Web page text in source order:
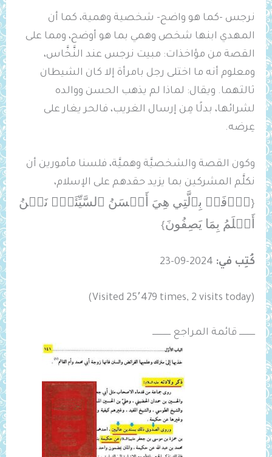
نرجس -كما هو واضح- شخصية وهمية، كما أن
المهدي ابنها شخص وهمي بما هو أوضح، ومما على
القصة من مؤاخذات: مبيت نرجس عند النَّخَّاس،
ومعلوم أنه ما اختلى رجل بامرأة إلا كان الشيطان
ثالثهما. ويقال: لماذا لم يذهب الحسن ووالده
لشرائها، بدلًا مِن إرسال الغريب، فالحر يغار على
عِرضه.
وكون القصة والشخصيَّة وهميَّة، فلسنا مأمورين أن
نكلَّم المشركين بما يزيد حقدهم على الإسلام،
{ ٱدۡفَعۡ ‌بِٱلَّتِي ‌هِيَ أَحۡسَنُ ٱلسَّيِّئَةَۚ نَحۡنُ
أَعۡلَمُ بِمَا يَصِفُونَ}
كُتِب في: 2024-09-23
(Visited 25٬479 times, 2 visits today)
ـــــــــــــ قائمة المراجع ـــــــــــــــ